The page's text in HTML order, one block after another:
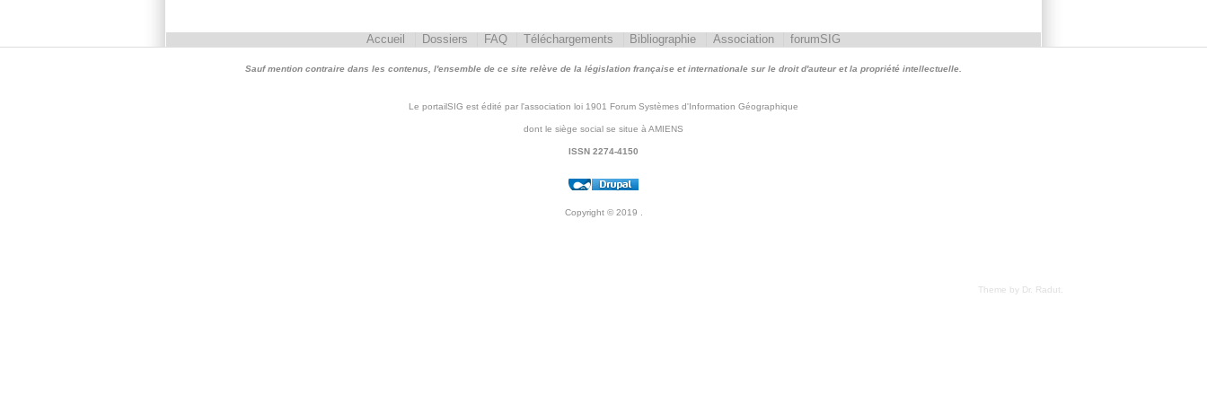
Accueil Dossiers FAQ Téléchargements Bibliographie Association forumSIG
Sauf mention contraire dans les contenus, l'ensemble de ce site relève de la législation française et internationale sur le droit d'auteur et la propriété intellectuelle.
Le portailSIG est édité par l'association loi 1901 Forum Systèmes d'Information Géographique
dont le siège social se situe à AMIENS
ISSN 2274-4150
Copyright © 2019
Theme by Dr. Radut